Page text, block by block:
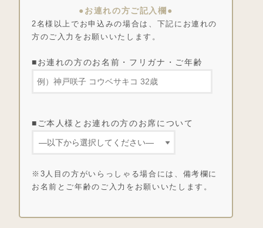
●お連れの方ご記入欄●
2名様以上でお申込みの場合は、下記にお連れの
方のご入力をお願いいたします。
■お連れの方のお名前・フリガナ・ご年齢
■ご本人様とお連れの方のお席について
※3人目の方がいらっしゃる場合には、備考欄に
お名前とご年齢のご入力をお願いいたします。